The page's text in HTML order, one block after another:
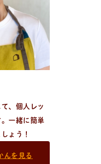
、コラムをいち早くお
、個人レッ
一緒に簡単
ょう！
んを見る